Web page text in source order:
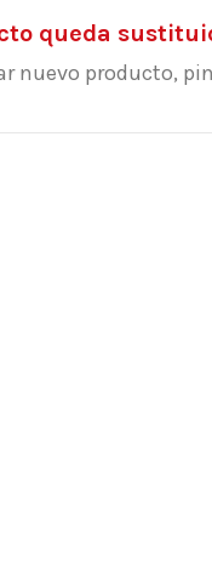
queda
nuevo producto,